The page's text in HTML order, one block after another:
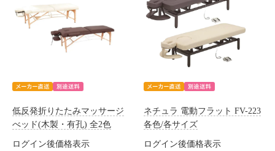
低反発折りたたみマッサージ
べッド(木製・有孔) 全2色
ログイン後価格表示
ネチュラ 電動フラット FV-223
各色/各サイズ
ログイン後価格表示